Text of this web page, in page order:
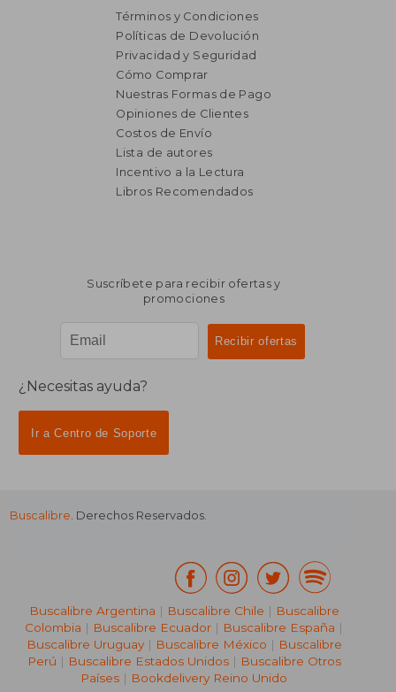
$ 2.617
Términos y Condiciones
Políticas de Devolución
Privacidad y Seguridad
Cómo Comprar
Nuestras Formas de Pago
Opiniones de Clientes
Costos de Envío
Lista de autores
Incentivo a la Lectura
Libros Recomendados
Suscríbete para recibir ofertas y
promociones
¿Necesitas ayuda?
Ir a Centro de Soporte
Buscalibre. Derechos Reservados.
Buscalibre Argentina | Buscalibre Chile | Buscalibre
Colombia | Buscalibre Ecuador | Buscalibre España |
Buscalibre Uruguay| Buscalibre México | Buscalibre
Perú | Buscalibre Estados Unidos| Buscalibre Otros
Países | Bookdelivery Reino Unido